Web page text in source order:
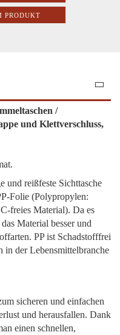
PRODUKT
/
und Klettverschluss,
und reißfeste Sichttasche
Folie (Polypropylen:
freies Material). Da es
Material besser und
PP ist Schadstofffrei
in der Lebensmittelbranche
sicheren und einfachen
und herausfallen. Dank
einen schnellen,